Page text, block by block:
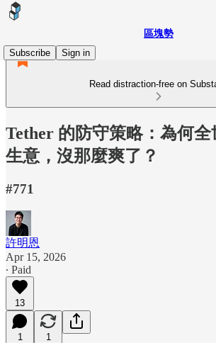
區塊勢
Subscribe
Sign in
Read distraction-free on
Tether 的防守策略：為何
生意，沒那麼爽了？
#771
許明恩
Apr 15, 2026
∙ Paid
13
1 1